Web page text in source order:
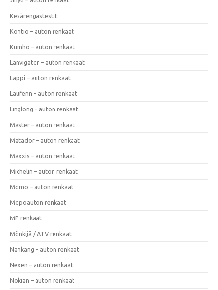
Kesärengastestit
Kontio – auton renkaat
Kumho – auton renkaat
Lanvigator – auton renkaat
Lappi – auton renkaat
Laufenn – auton renkaat
Linglong – auton renkaat
Master – auton renkaat
Matador – auton renkaat
Maxxis – auton renkaat
Michelin – auton renkaat
Momo – auton renkaat
Mopoauton renkaat
MP renkaat
Mönkijä / ATV renkaat
Nankang – auton renkaat
Nexen – auton renkaat
Nokian – auton renkaat